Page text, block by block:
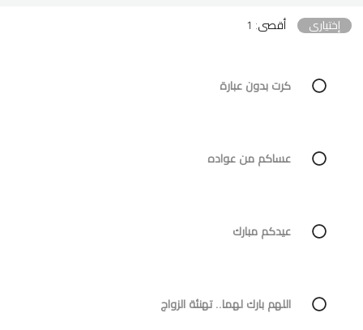
إختياري أقصى: 1
كرت بدون عبارة
عساكم من عواده
عيدكم مبارك
اللهم بارك لهما.. تهنئة الزواج